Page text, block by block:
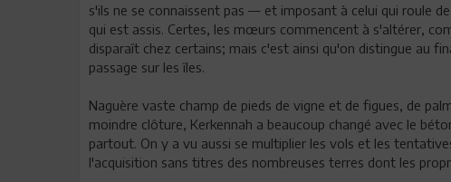
s'ils ne se connaissent pas — et imposant à celui qui roule
qui est assis. Certes, les mœurs commencent à s'altérer,
disparaît chez certains; mais c'est ainsi qu'on distingue au
passage sur les îles.
Naguère vaste champ de pieds de vigne et de figues, de
moindre clôture, Kerkennah a beaucoup changé avec le
partout. On y a vu aussi se multiplier les vols et les
l'acquisition sans titres des nombreuses terres dont les